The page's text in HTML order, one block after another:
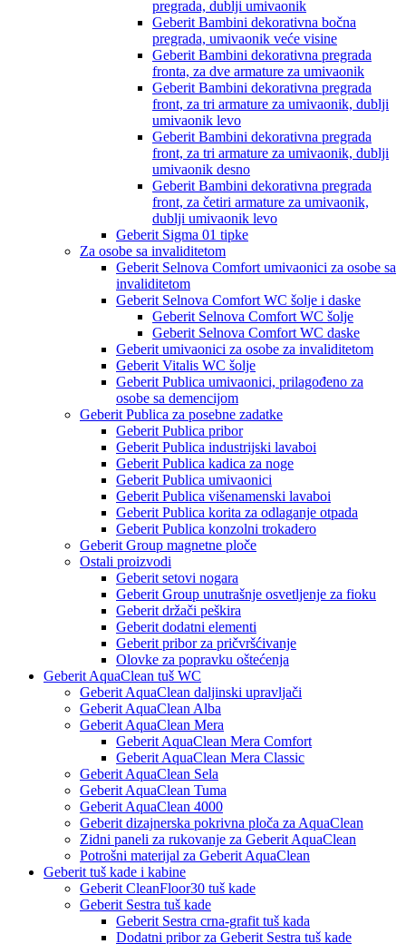
pregrada, dublji umivaonik
Geberit Bambini dekorativna bočna
pregrada, umivaonik veće visine
Geberit Bambini dekorativna pregrada
fronta, za dve armature za umivaonik
Geberit Bambini dekorativna pregrada
front, za tri armature za umivaonik, dublji
umivaonik levo
Geberit Bambini dekorativna pregrada
front, za tri armature za umivaonik, dublji
umivaonik desno
Geberit Bambini dekorativna pregrada
front, za četiri armature za umivaonik,
dublji umivaonik levo
Geberit Sigma 01 tipke
Za osobe sa invaliditetom
Geberit Selnova Comfort umivaonici za osobe sa
invaliditetom
Geberit Selnova Comfort WC šolje i daske
Geberit Selnova Comfort WC šolje
Geberit Selnova Comfort WC daske
Geberit umivaonici za osobe za invaliditetom
Geberit Vitalis WC šolje
Geberit Publica umivaonici, prilagođeno za
osobe sa demencijom
Geberit Publica za posebne zadatke
Geberit Publica pribor
Geberit Publica industrijski lavaboi
Geberit Publica kadica za noge
Geberit Publica umivaonici
Geberit Publica višenamenski lavaboi
Geberit Publica korita za odlaganje otpada
Geberit Publica konzolni trokadero
Geberit Group magnetne ploče
Ostali proizvodi
Geberit setovi nogara
Geberit Group unutrašnje osvetljenje za fioku
Geberit držači peškira
Geberit dodatni elementi
Geberit pribor za pričvršćivanje
Olovke za popravku oštećenja
Geberit AquaClean tuš WC
Geberit AquaClean daljinski upravljači
Geberit AquaClean Alba
Geberit AquaClean Mera
Geberit AquaClean Mera Comfort
Geberit AquaClean Mera Classic
Geberit AquaClean Sela
Geberit AquaClean Tuma
Geberit AquaClean 4000
Geberit dizajnerska pokrivna ploča za AquaClean
Zidni paneli za rukovanje za Geberit AquaClean
Potrošni materijal za Geberit AquaClean
Geberit tuš kade i kabine
Geberit CleanFloor30 tuš kade
Geberit Sestra tuš kade
Geberit Sestra crna-grafit tuš kada
Dodatni pribor za Geberit Sestra tuš kade